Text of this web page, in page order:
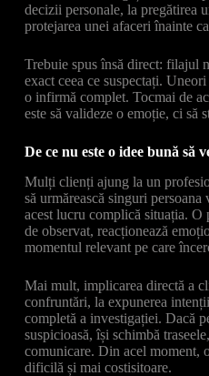
decizii personale, la pregătirea
protejarea unei afaceri înainte
Trebuie spus însă direct: filajul
exact ceea ce suspectați.
o infirmă complet. Tocmai de
este să valideze o emoție, ci să
De ce nu este o idee bună să
Mulți clienți ajung la un
să urmărească singuri
acest lucru complică situația. O
de observat, reacționează
momentul relevant pe care
Mai mult, implicarea directă a
confruntări, la expunerea
completă a investigației. Dacă
suspicioasă, își schimbă
comunicare. Din acel moment,
dificilă și mai costisitoare.